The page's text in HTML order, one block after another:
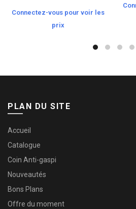
Connectez-vous pour voir les
prix
PLAN DU SITE
Accueil
Catalogue
Coin Anti-gaspi
Nouveautés
Bons Plans
Offre du moment